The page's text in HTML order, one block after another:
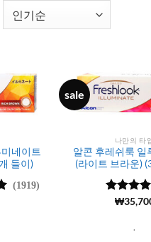
네이트
들이)
(1919)
sale
나만의 타
알콘 후레쉬룩 일
(라이트 브라운)
5 중에서
₩
.